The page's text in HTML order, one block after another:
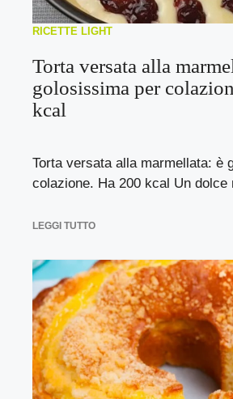
RICETTE LIGHT
Torta versata alla
golosissima per
kcal
Torta versata alla marmellata: è
colazione. Ha 200 kcal Un dolce
LEGGI TUTTO